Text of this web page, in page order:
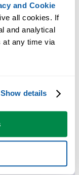
and Cookie
all cookies. If
and analytical
at any time via
Show details
missen.